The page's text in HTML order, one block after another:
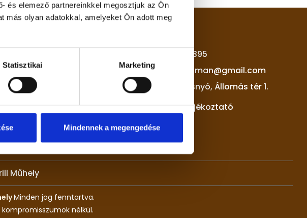
és elemező partnereinkkel megosztjuk az Ön
más olyan adatokkal, amelyeket Ön adott meg
Statisztikai Marketing
Mindennek a megengedése
Apartman
+36 30 815 7395
fonagyapartman@gmail.com
3349 Nagyvisnyó, Állomás tér 1.
Adatvédelmi tájékoztató
Műhely
Minden jog fenntartva.
nélkül.